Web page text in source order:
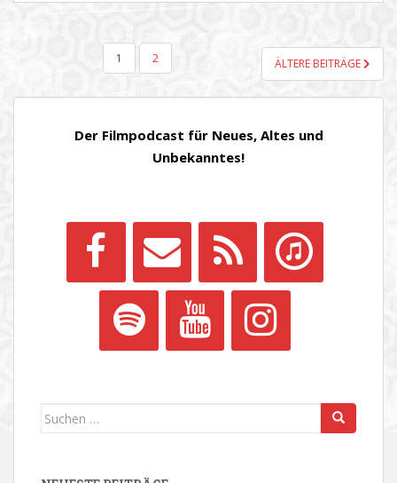
SEITENNUMMERIERUNG
BEITRÄGE
1 2 ÄLTERE BEITRÄGE
Der Filmpodcast für Neues, Altes und
Unbekanntes!
Suchen